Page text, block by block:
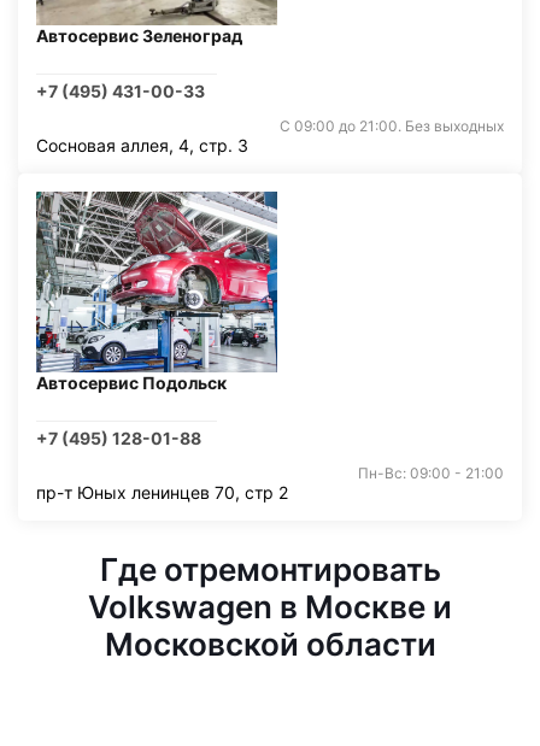
Автосервис Зеленоград
+7 (495) 431-00-33
С 09:00 до 21:00. Без выходных
Сосновая аллея, 4, стр. 3
Автосервис Подольск
+7 (495) 128-01-88
Пн-Вс: 09:00 - 21:00
пр-т Юных ленинцев 70, стр 2
Где отремонтировать
Volkswagen в Москве и
Московской области